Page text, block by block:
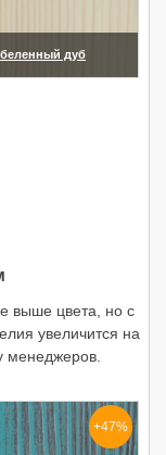
дуб
выше цвета, но с
увеличится на
менеджеров.
+47%